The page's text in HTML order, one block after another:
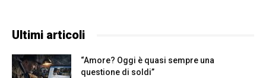
Ultimi articoli
“Amore? Oggi è quasi sempre una
questione di soldi”